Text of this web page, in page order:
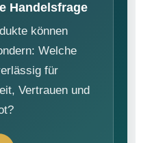
Handelsfrage
können
Welche
für
Vertrauen und